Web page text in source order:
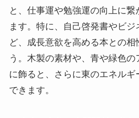
と、仕事運や勉強運の向上に
ます。特に、自己啓発書やビ
ど、成長意欲を高める本との相
う。木製の素材や、青や緑色
に飾ると、さらに東のエネルギ
できます。